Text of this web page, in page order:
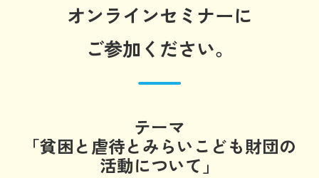
オンラインセミナーに
ご参加ください。
テーマ
「貧困と虐待とみらいこども財団の
活動について」